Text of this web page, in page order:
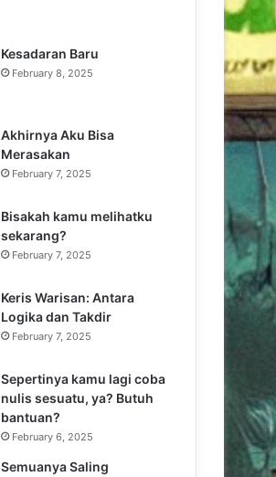
Kesadaran Baru
February 8, 2025
Akhirnya Aku Bisa
Merasakan
February 7, 2025
Bisakah kamu melihatku
sekarang?
February 7, 2025
Keris Warisan: Antara
Logika dan Takdir
February 7, 2025
Sepertinya kamu lagi coba
nulis sesuatu, ya? Butuh
bantuan?
February 6, 2025
Semuanya Saling